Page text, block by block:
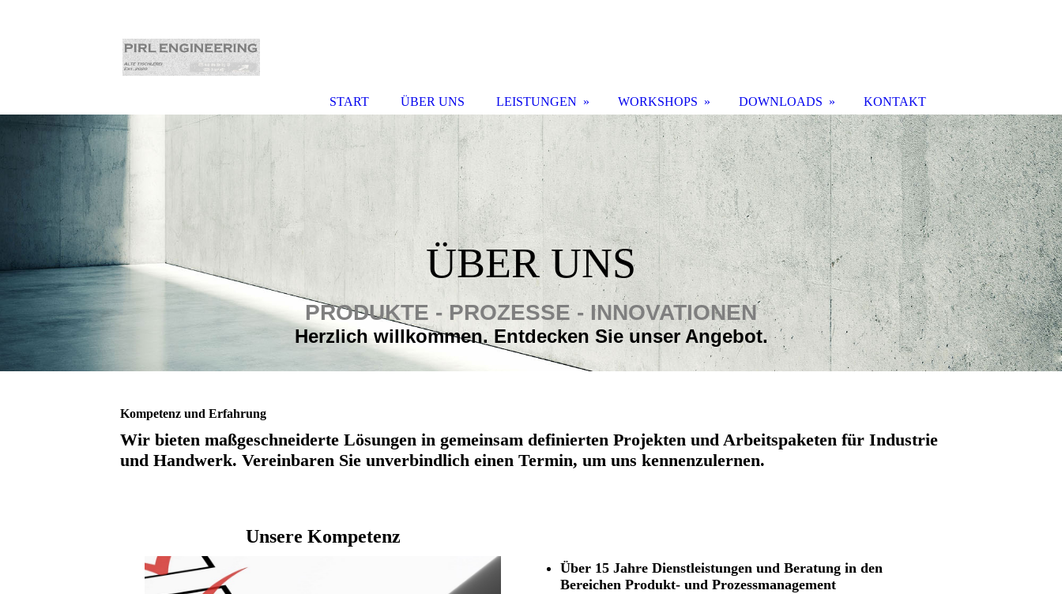
ÜBER UNS
PRODUKTE - PROZESSE - INNOVATIONEN
Herzlich willkommen. Entdecken Sie unser Angebot.
Kompetenz und Erfahrung
Wir bieten maßgeschneiderte Lösungen in gemeinsam definierten Projekten und Arbeitspaketen für Industrie
und Handwerk. Vereinbaren Sie unverbindlich einen Termin, um uns kennenzulernen.
Unsere Kompetenz
Über 15 Jahre Dienstleistungen und Beratung in den
Bereichen Produkt- und Prozessmanagement
START ÜBER UNS LEISTUNGEN WORKSHOPS DOWNLOADS KONTAKT